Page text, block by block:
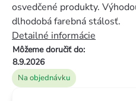
5
hviezdičiek.
Na objednávku
Môžeme doručiť do:
8.9.2026
osvedčené produkty.
dlhodobá farebná stálosť.
Detailné informácie